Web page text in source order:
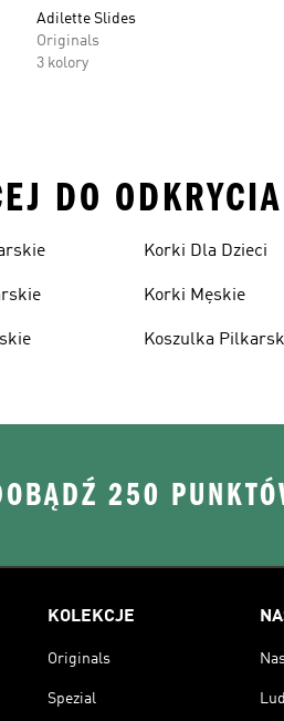
Adilette Slides
Originals
3 kolory
DO ODKRYCIA
Korki Dla Dzieci
Korki Męskie
Koszulka
250
KOLEKCJE
Originals
Spezial